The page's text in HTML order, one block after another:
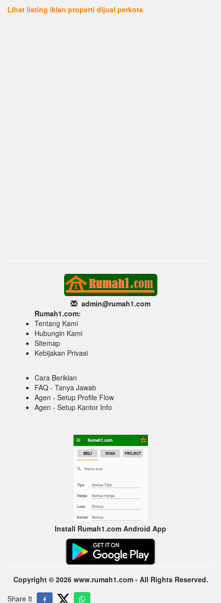
Lihat listing iklan properti dijual perkota
admin@rumah1.com
Rumah1.com:
Tentang Kami
Hubungin Kami
Sitemap
Kebijakan Privasi
Cara Beriklan
FAQ - Tanya Jawab
Agen - Setup Profile Flow
Agen - Setup Kantor Info
Install Rumah1.com Android App
Copyright © 2026 www.rumah1.com - All Rights Reserved.
Share It